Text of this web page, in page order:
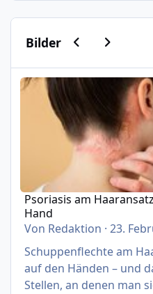
BilderVorherigeNächste
Psoriasis am Haaransatz
Psoriasis am
Hand
Von Redaktion ·23.
Schuppenflechte am
auf den Händen – und
Stellen, an denen man